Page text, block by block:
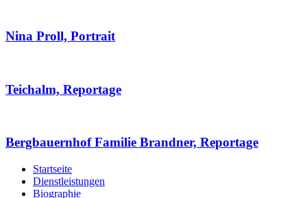
Nina Proll, Portrait
Teichalm, Reportage
Bergbauernhof Familie Brandner, Reportage
Startseite
Dienstleistungen
Biographie